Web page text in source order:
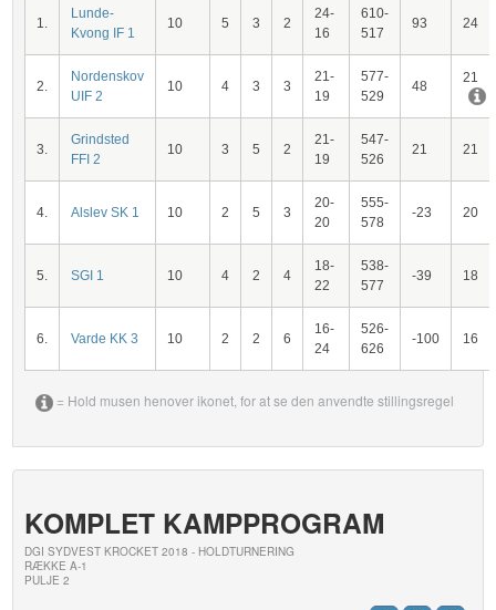
1.
Lunde-
Kvong IF 1
10 5 3 2
24-
16
610-
517
93 24
2.
Nordenskov
UIF 2
10 4 3 3
21-
19
577-
529
48
21
3.
Grindsted
FFI 2
10 3 5 2
21-
19
547-
526
21 21
4. Alslev SK 1 10 2 5 3
20-
20
555-
578
-23 20
5. SGI 1 10 4 2 4
18-
22
538-
577
-39 18
6. Varde KK 3 10 2 2 6
16-
24
526-
626
-100 16
= Hold musen henover ikonet, for at se den anvendte stillingsregel
KOMPLET KAMPPROGRAM
DGI SYDVEST KROCKET 2018 - HOLDTURNERING
RÆKKE A-1
PULJE 2